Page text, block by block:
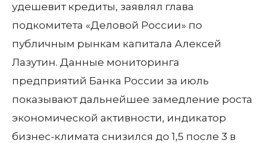
удешевит кредиты, заявлял глава
подкомитета «Деловой России» по
публичным рынкам капитала Алексей
Лазутин. Данные мониторинга
предприятий Банка России за июль
показывают дальнейшее замедление роста
экономической активности, индикатор
бизнес-климата снизился до 1,5 после 3 в